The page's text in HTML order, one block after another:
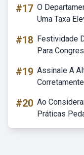
#17 O
Uma Taxa
#18 Festividade
Para
#19 Assinale A
#20 Ao
Práticas